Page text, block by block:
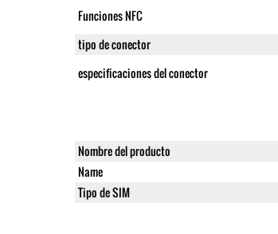
Funciones NFC
tipo de conector
especificaciones del conector
Nombre del producto
Name
Tipo de SIM